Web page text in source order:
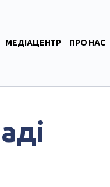
МЕДІАЦЕНТР ПРО НАС